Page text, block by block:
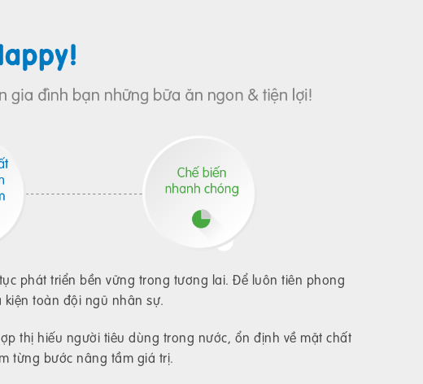
phát triển bền vững trong tương lai. Để luôn tiên phong
toàn đội ngũ nhân sự.
thị hiếu người tiêu dùng trong nước, ổn định về mặt chất
từng bước nâng tầm giá trị.